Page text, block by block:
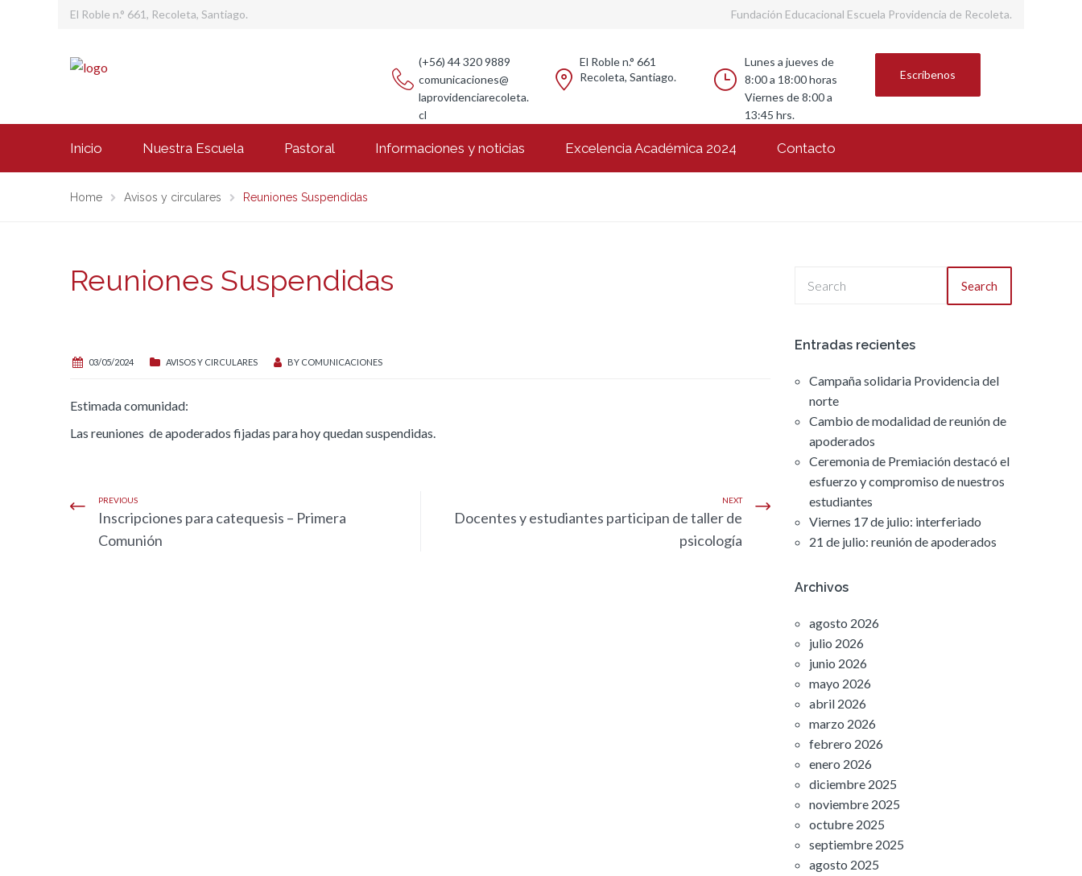
El Roble n.° 661, Recoleta, Santiago. Fundación Educacional Escuela Providencia de Recoleta.
(+56) 44 320 9889
comunicaciones@
laprovidenciarecoleta.
cl
El Roble n.° 661
Recoleta, Santiago.
Lunes a jueves de
8:00 a 18:00 horas
Viernes de 8:00 a
13:45 hrs.
Escríbenos
Inicio Nuestra Escuela Pastoral Informaciones y noticias Excelencia Académica 2024 Contacto
Home Avisos y circulares Reuniones Suspendidas
Reuniones Suspendidas
03/05/2024 AVISOS Y CIRCULARES BY COMUNICACIONES
Estimada comunidad:
Las reuniones de apoderados fijadas para hoy quedan suspendidas.
PREVIOUS
Inscripciones para catequesis – Primera
Comunión
NEXT
Docentes y estudiantes participan de taller de
psicología
Search
Entradas recientes
Campaña solidaria Providencia del
norte
Cambio de modalidad de reunión de
apoderados
Ceremonia de Premiación destacó el
esfuerzo y compromiso de nuestros
estudiantes
Viernes 17 de julio: interferiado
21 de julio: reunión de apoderados
Archivos
agosto 2026
julio 2026
junio 2026
mayo 2026
abril 2026
marzo 2026
febrero 2026
enero 2026
diciembre 2025
noviembre 2025
octubre 2025
septiembre 2025
agosto 2025